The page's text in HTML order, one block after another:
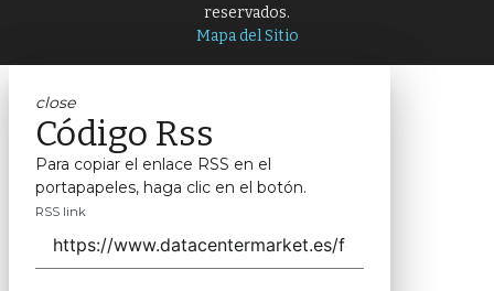
reservados.
Mapa del Sitio
close
Código Rss
Para copiar el enlace RSS en el
portapapeles, haga clic en el botón.
RSS link